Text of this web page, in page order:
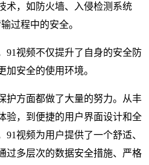
术，如防火墙、入侵检测系统
过程中的安全。
91视频不仅提升了自身的安全防
加安全的使用环境。
护方面都做了大量的努力。从丰
验，到便捷的用户界面设计和全
91视频为用户提供了一个舒适、
过多层次的数据安全措施、严格